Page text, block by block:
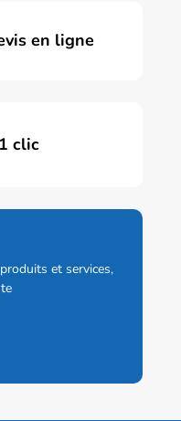
en ligne
clic
et services,